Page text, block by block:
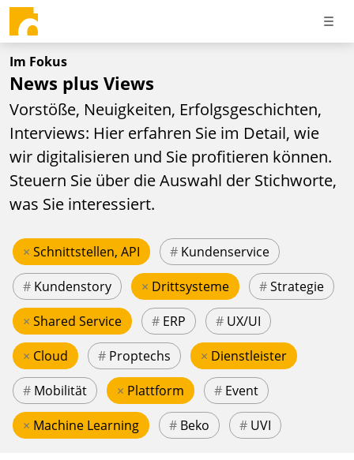
Im Fokus
News plus Views
Vorstöße, Neuigkeiten, Erfolgsgeschichten,
Interviews: Hier erfahren Sie im Detail, wie
wir digitalisieren und Sie profitieren können.
Steuern Sie über die Auswahl der Stichworte,
was Sie interessiert.
× Schnittstellen, API # Kundenservice
# Kundenstory × Drittsysteme #Strategie
× Shared Service # ERP # UX/UI
× Cloud # Proptechs × Dienstleister
# Mobilität × Plattform # Event
× Machine Learning # Beko # UVI